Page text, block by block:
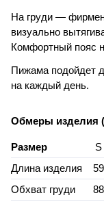
На груди —
визуально
Комфортный пояс
Пижама подойдет
на каждый день.
Обмеры изделия
Размер S
Длина изделия
59
Обхват груди
88